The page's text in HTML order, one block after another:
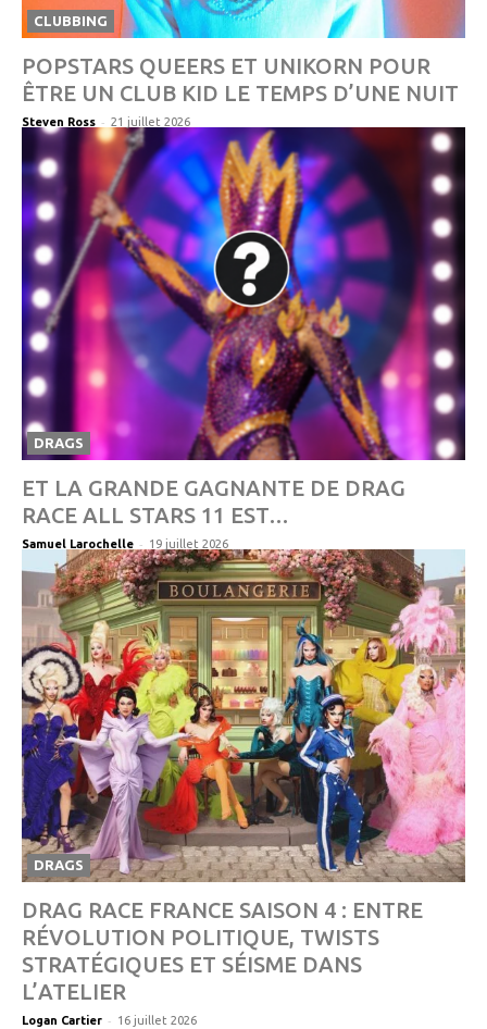
CLUBBING
POPSTARS QUEERS ET UNIKORN POUR
ÊTRE UN CLUB KID LE TEMPS D’UNE NUIT
Steven Ross - 21 juillet 2026
DRAGS
ET LA GRANDE GAGNANTE DE DRAG
RACE ALL STARS 11 EST…
Samuel Larochelle - 19 juillet 2026
DRAGS
DRAG RACE FRANCE SAISON 4 : ENTRE
RÉVOLUTION POLITIQUE, TWISTS
STRATÉGIQUES ET SÉISME DANS
L’ATELIER
Logan Cartier - 16 juillet 2026